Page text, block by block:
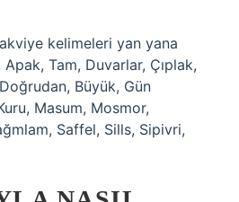
kelimeleri yan yana
Apak, Tam, Duvarlar, Çıplak,
Büyük, Gün
Masum, Mosmor,
Saffel, Sills, Sipivri,